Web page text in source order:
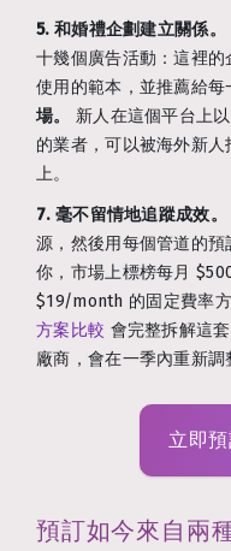
5. 和婚禮企劃建立關係。
十幾個廣告活動：這裡
使用的範本，並推薦給每
場。
新人在這個平台上
的業者，可以被海外新
上。
7. 毫不留情地追蹤成效。
源，然後用每個管道的
你，市場上標榜每月
$19/month 的固定費率
方案比較 會完整拆解這
廠商，會在一季內重新調
立即
預訂如今來自兩